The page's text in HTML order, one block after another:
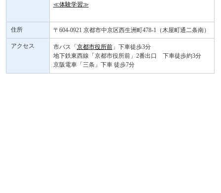
≪体験学習≫
住所 〒604-0921 京都市中京区西生洲町478-1（木屋町通二条南）
アクセス 市バス「 京都市役所前」下車徒歩3分
地下鉄東西線「京都市役所前」2番出口 下車徒歩約3分
京阪電車「三条」下車 徒歩7分